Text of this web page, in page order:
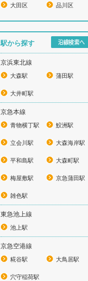
大田区 品川区
駅から探す
京浜東北線
大森駅 蒲田駅
大井町駅
京急本線
青物横丁駅 鮫洲駅
立会川駅 大森海岸駅
平和島駅 大森町駅
梅屋敷駅 京急蒲田駅
雑色駅
東急池上線
池上駅
京急空港線
糀谷駅 大鳥居駅
穴守稲荷駅